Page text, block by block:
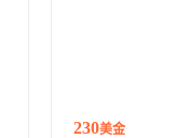
230美金